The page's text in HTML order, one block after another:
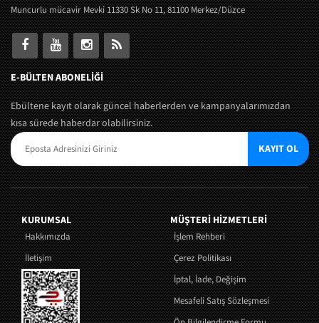
Muncurlu mücavir Mevki 11330 Sk No 11, 81100 Merkez/Düzce
E-BÜLTEN ABONELİĞİ
Ebültene kayıt olarak güncel haberlerden ve kampanyalarımızdan
kısa sürede haberdar olabilirsiniz.
KAYIT OL
KURUMSAL
Hakkımızda
İletişim
MÜŞTERI HIZMETLERI
İşlem Rehberi
Çerez Politikası
İptal, İade, Değişim
Mesafeli Satış Sözleşmesi